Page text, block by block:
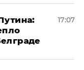
17:07